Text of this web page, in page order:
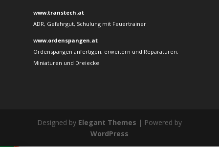
www.transtech.at
ADR, Gefahrgut, Schulung mit Feuertrainer
www.ordenspangen.at
Ordenspangen anfertigen, erweitern und Reparaturen,
Miniaturen und Dreiecke
Designed by Elegant Themes | Powered by
WordPress